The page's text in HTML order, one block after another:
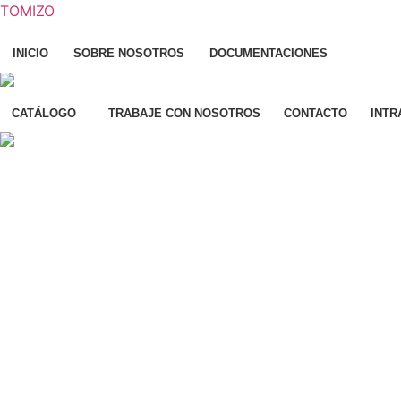
TOMIZO
INICIO SOBRE NOSOTROS DOCUMENTACIONES
CATÁLOGO TRABAJE CON NOSOTROS CONTACTO